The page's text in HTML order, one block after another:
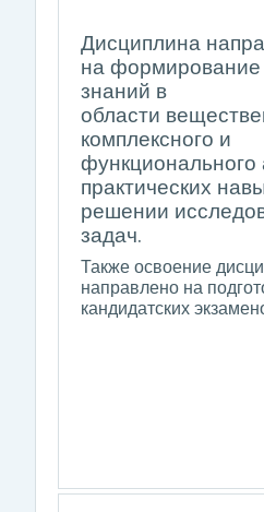
Дисциплина
на
знаний в
области
комплексного и
функционального
практических
решении
задач.
Также освоение
направлено на
кандидатских